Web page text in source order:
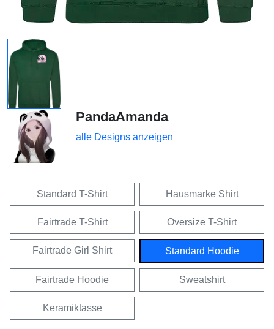
PandaAmanda
alle Designs anzeigen
Standard T-Shirt Hausmarke Shirt
Fairtrade T-Shirt Oversize T-Shirt
Fairtrade Girl Shirt Standard Hoodie
Fairtrade Hoodie Sweatshirt
Keramiktasse